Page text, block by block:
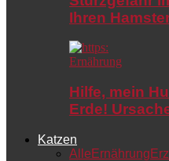
Ihren
Ernährung
Hilfe, mein
Erde!
Katzen
Alle Ernährung